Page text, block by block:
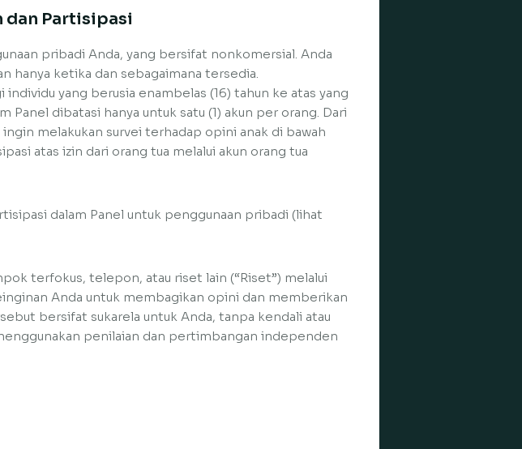
dan Partisipasi
pribadi Anda, yang bersifat nonkomersial. Anda
hanya ketika dan sebagaimana tersedia.
yang berusia enambelas (16) tahun ke atas yang
Panel dibatasi hanya untuk satu (1) akun per orang. Dari
melakukan survei terhadap opini anak di bawah
atas izin dari orang tua melalui akun orang tua
dalam Panel untuk penggunaan pribadi (lihat
terfokus, telepon, atau riset lain (“Riset”) melalui
Anda untuk membagikan opini dan memberikan
bersifat sukarela untuk Anda, tanpa kendali atau
penilaian dan pertimbangan independen